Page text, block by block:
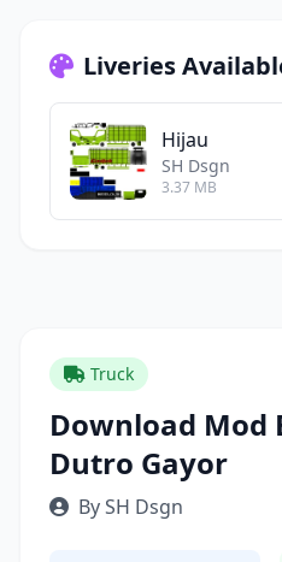
Liveries
Hijau
SH Dsgn
3.37 MB
Truck
Download Mod
Dutro Gayor
By SH Dsgn